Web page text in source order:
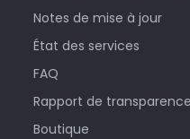
Notes de mise à jour
État des services
FAQ
Rapport de transparence
Boutique